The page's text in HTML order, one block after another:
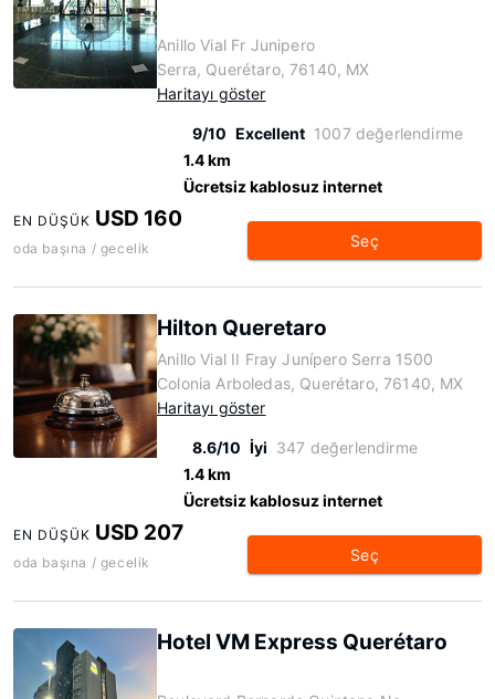
Anillo Vial Fr Junipero
Serra, Querétaro, 76140, MX
Haritayı göster
9/10 Excellent 1007 değerlendirme
1.4 km
Ücretsiz kablosuz internet
EN DÜŞÜK USD 160
oda başına / gecelik Seç
Hilton Queretaro
Anillo Vial II Fray Junípero Serra 1500
Colonia Arboledas, Querétaro, 76140, MX
Haritayı göster
8.6/10 İyi 347 değerlendirme
1.4 km
Ücretsiz kablosuz internet
EN DÜŞÜK USD 207
oda başına / gecelik Seç
Hotel VM Express Querétaro